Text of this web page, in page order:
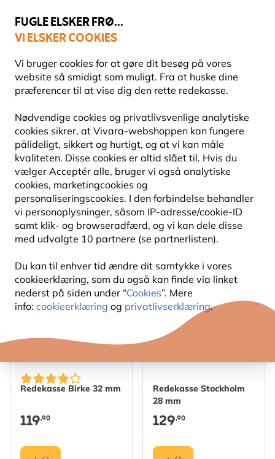
FUGLE ELSKER FRØ...
VI ELSKER COOKIES
Vi bruger cookies for at gøre dit besøg på vores
website så smidigt som muligt. Fra at huske dine
præferencer til at vise dig den rette redekasse.
Nødvendige cookies og privatlivsvenlige analytiske
cookies sikrer, at Vivara-webshoppen kan fungere
pålideligt, sikkert og hurtigt, og at vi kan måle
kvaliteten. Disse cookies er altid slået til. Hvis du
vælger Acceptér alle, bruger vi også analytiske
cookies, marketingcookies og
personaliseringscookies. I den forbindelse behandler
vi personoplysninger, såsom IP-adresse/cookie-ID
samt klik- og browseradfærd, og vi kan dele disse
med udvalgte 10 partnere (se partnerlisten).
Du kan til enhver tid ændre dit samtykke i vores
cookieerklæring, som du også kan finde via linket
nederst på siden under “Cookies”. Mere
info: cookieerklæring og privatlivserklæring.
Topbedømt i 11 lande
Fri fragt over 499 kr.
REDEKASSER AF BIRKETRÆ
Redekasser af birketræ – find fuglekasser i birketræ,
designet til at tiltrække vilde fugle til din have.
10 produkter
Redekasse Birke 32 mm
119,90
Redekasse Stockholm
28 mm
129,90